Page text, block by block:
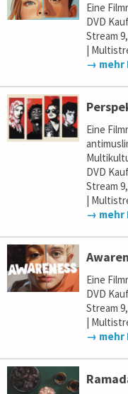
Eine
DVD
Stream
|
→ mehr
Eine
DVD
Stream
|
→ mehr
Eine
DVD
Stream
|
→ mehr